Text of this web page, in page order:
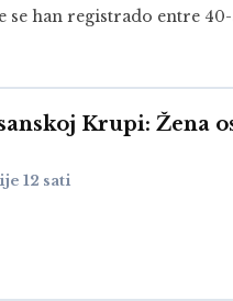
se han registrado entre
Krupi: Žena
12 sati